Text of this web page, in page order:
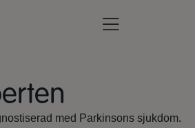
med Parkinsons sjukdom.